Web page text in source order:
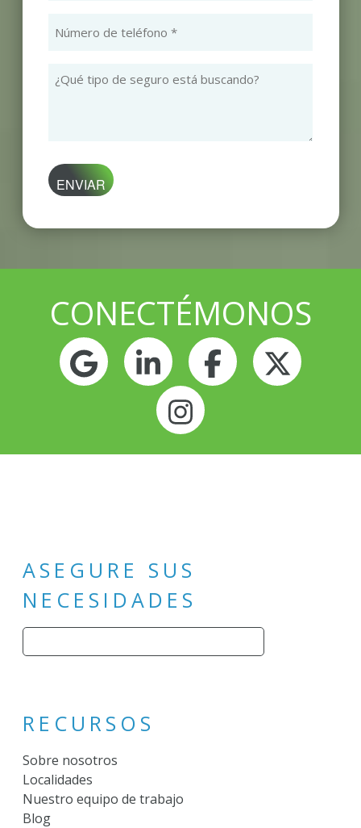
(Obligatorio)
¿Qué
CONECTÉMONOS
GoogleLinkedInFacebook
Instagram
ASEGURE SUS
NECESIDADES
RECURSOS
Sobre nosotros
Localidades
Nuestro equipo de trabajo
Blog